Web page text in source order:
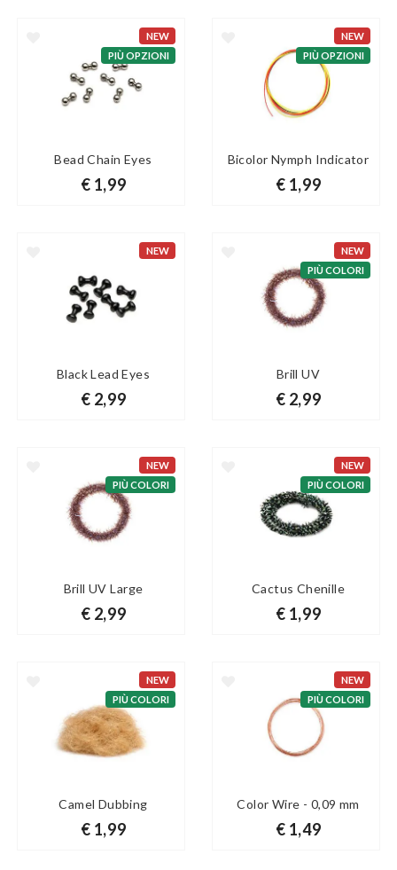
NEW
PIÙ OPZIONI
Bead Chain Eyes
€ 1,99
NEW
PIÙ OPZIONI
Bicolor Nymph Indicator
€ 1,99
NEW
Black Lead Eyes
€ 2,99
NEW
PIÙ COLORI
Brill UV
€ 2,99
NEW
PIÙ COLORI
Brill UV Large
€ 2,99
NEW
PIÙ COLORI
Cactus Chenille
€ 1,99
NEW
PIÙ COLORI
Camel Dubbing
€ 1,99
NEW
PIÙ COLORI
Color Wire - 0,09 mm
€ 1,49